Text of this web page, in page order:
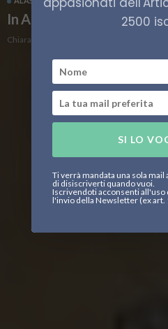
In Alaska i fiumi
Chiara Ciscato
2500
SI LO
Ti verrà mandata una sola
di disiscriverti quando vuoi.
Iscrivendoti acconsenti all'uso
l'invio della Newsletter (ex art.